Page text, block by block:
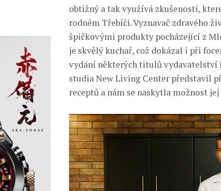
obtížný a tak využívá zkušenosti,
rodném Třebíči. Vyznavač zdravého
špičkovými produkty pocházející z
je skvělý kuchař, což dokázal i při
vydání některých titulů vydavatelství
studia New Living Center představil
receptů a nám se naskytla možnost